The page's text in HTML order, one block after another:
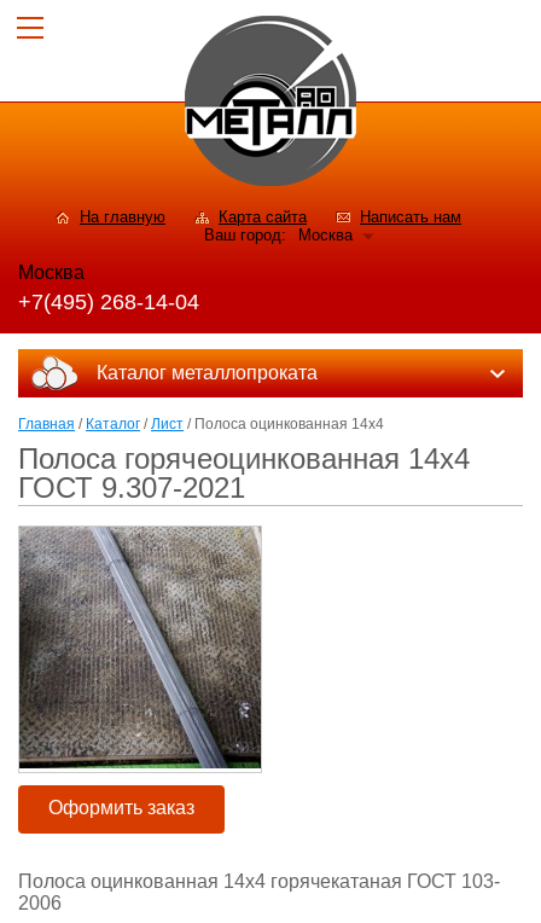
На главную Карта сайта
Написать нам
Ваш город:
Москва
Москва
+7(495) 268-14-04
Каталог металлопроката
Главная / Каталог /Лист / Полоса оцинкованная 14х4
Полоса горячеоцинкованная 14х4
ГОСТ 9.307-2021
Оформить заказ
Полоса оцинкованная 14х4 горячекатаная ГОСТ 103-
2006